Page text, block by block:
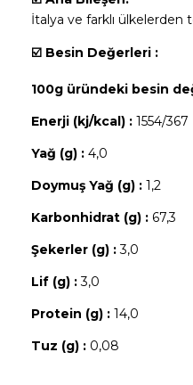
İtalya ve farklı ülkelerden
☑️ Besin Değerleri :
100g üründeki besin
Enerji (kj/kcal) : 1554/367
Yağ (g) : 4,0
Doymuş Yağ (g) : 1,2
Karbonhidrat (g) : 67,3
Şekerler (g) :3,0
Lif (g) :3,0
Protein (g) : 14,0
Tuz (g) : 0,08